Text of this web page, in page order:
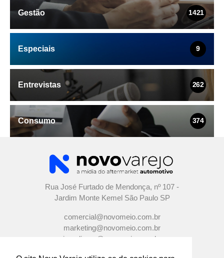
Gestão 1421
Especiais 9
Entrevistas 262
Consumo 374
Rua José Furtado de Mendonça, nº 107 -
Jardim Monte Kemel São Paulo SP
comercial@novomeio.com.br
marketing@novomeio.com.br
jornalismo@novomeio.com.br